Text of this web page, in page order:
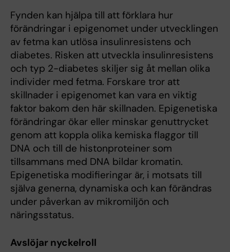
Fynden kan hjälpa till att förklara hur
förändringar i epigenomet under utvecklingen
av fetma kan utlösa insulinresistens och
diabetes. Risken att utveckla insulinresistens
och typ 2-diabetes skiljer sig åt mellan olika
individer med fetma. Forskare tror att
skillnader i epigenomet kan vara en viktig
faktor bakom den här skillnaden. Epigenetiska
förändringar ökar eller minskar genuttrycket
genom att koppla olika kemiska flaggor till
DNA och till de histonproteiner som
tillsammans med DNA bildar kromatin.
Epigenetiska modifieringar är, i motsats till
själva generna, dynamiska och kan förändras
under påverkan av mikromiljön och
näringsstatus.
Avslöjar nyckelroll